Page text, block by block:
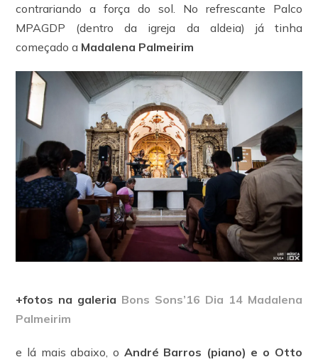
contrariando a força do sol. No refrescante Palco
MPAGDP (dentro da igreja da aldeia) já tinha
começado a Madalena Palmeirim
+fotos na galeria Bons Sons’16 Dia 14 Madalena
Palmeirim
e lá mais abaixo, o André Barros (piano) e o Otto